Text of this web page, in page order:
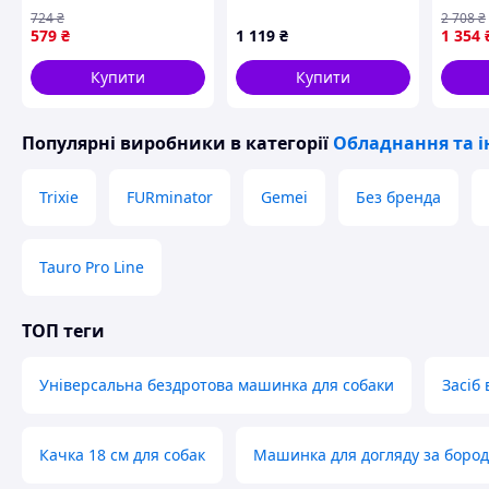
Ергономічна форма забезпечує зручність під час
шерсті вашого улюбленця. Гаряча пара безпечна і
самоочищається з
рожевою ручкою No
brand CL0195469
579 ₴
724₴
Купити
1 119 ₴
Купити
1 354
2 708₴
Популярні виробники в категорії Обладнання та
Trixie FURminator Gemei Без бренда
Tauro Pro Line
ТОП теги
Універсальна бездротова машинка для собаки Засіб
Качка 18 см для собак Машинка для догляду за